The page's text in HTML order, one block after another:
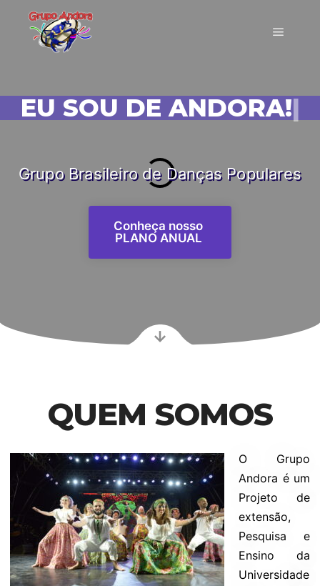
EU SOU DE ANDORA!|
Grupo Brasileiro de Danças Populares
Conheça nosso
PLANO ANUAL
QUEM SOMOS
O Grupo
Andora é um
Projeto de
extensão,
Pesquisa e
Ensino da
Universidade